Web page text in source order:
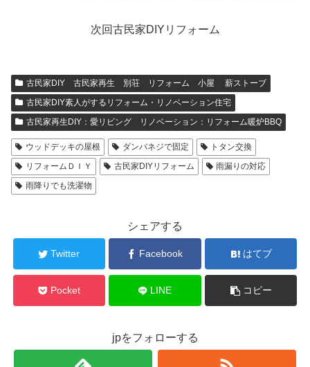
次回古民家DIYリフォーム
古民家DIY 古民家再生 別荘 リフォーム 小屋 薪ストーブ
古民家DIY素人がするリフォーム・リノベーション住宅
古民家再生DIY：愛リビング リノベーション：リフォーム暖炉BBQ
ウッドデッキの屋根 ダンバネジで固定
トタン交換
リフォームＤＩＹ
古民家DIYリフォーム
雨漏りの対応
雨降りでも洗濯物
シェアする
Twitter Facebook はてブ
Pocket LINE コピー
jpをフォローする